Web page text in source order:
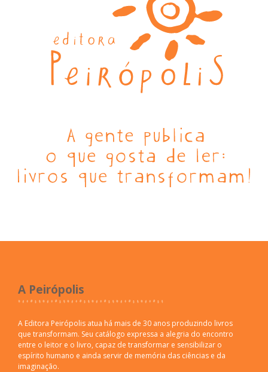
A Peirópolis
A Editora Peirópolis atua há mais de 30 anos produzindo livros
que transformam. Seu catálogo expressa a alegria do encontro
entre o leitor e o livro, capaz de transformar e sensibilizar o
espírito humano e ainda servir de memória das ciências e da
imaginação.